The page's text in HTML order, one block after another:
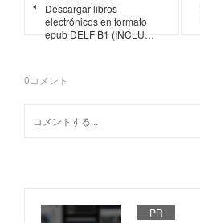
Descargar libros
electrónicos en formato
epub DELF B1 (INCLU…
0コメント
PR